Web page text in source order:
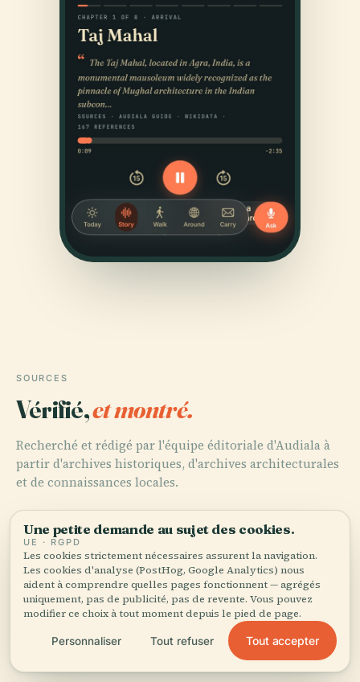
SOURCES
Vérifié,et montré.
Recherché et rédigé par l'équipe éditoriale d'Audiala à
partir d'archives historiques, d'archives architecturales
et de connaissances locales.
Kbal Spean, 2024, Wikipedia
Kbal Spean: Visiting Hours, Tickets, and History of Siem
Reap’s River of a Thousand Lingas, 2024,
Une petite demande au sujet des cookies.
UE · RGPD
Les cookies strictement nécessaires assurent la navigation.
Les cookies d'analyse (PostHog, Google Analytics) nous
aident à comprendre quelles pages fonctionnent — agrégés
uniquement, pas de publicité, pas de revente. Vous pouvez
modifier ce choix à tout moment depuis le pied de page.
Personnaliser Tout refuser Tout accepter